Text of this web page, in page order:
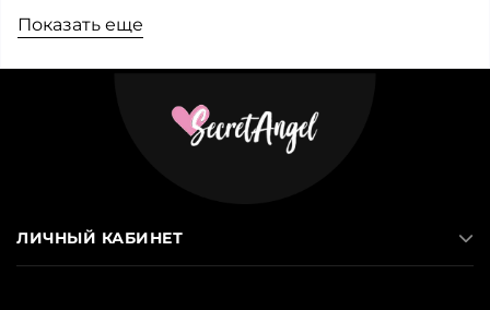
провинциальном американском городке. Создатель
бренда Рой Реймонд неспроста решил в корне
носить то, что красиво и удобно. Однажды Рой захотел
сделать своей любимой подарок, но понял, что в
бельевой бренд №1 во всем мире.
Показать еще
ЛИЧНЫЙ КАБИНЕТ